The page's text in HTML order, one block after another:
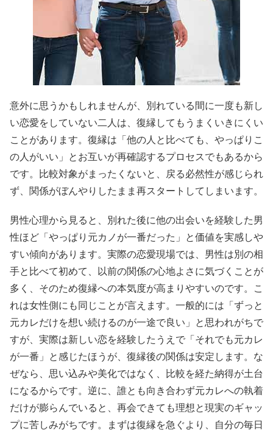
意外に思うかもしれませんが、別れている間に一度も新し
い恋愛をしていない二人は、復縁してもうまくいきにくい
ことがあります。復縁は「他の人と比べても、やっぱりこ
の人がいい」とお互いが再確認するプロセスでもあるから
です。比較対象がまったくないと、戻る必然性が感じられ
ず、関係がぼんやりしたまま再スタートしてしまいます。
男性心理から見ると、別れた後に他の出会いを経験した男
性ほど「やっぱり元カノが一番だった」と価値を実感しや
すい傾向があります。実際の恋愛現場では、男性は別の相
手と比べて初めて、以前の関係の心地よさに気づくことが
多く、そのため復縁への本気度が高まりやすいのです。こ
れは女性側にも同じことが言えます。一般的には「ずっと
元カレだけを想い続けるのが一途で良い」と思われがちで
すが、実際は新しい恋を経験したうえで「それでも元カレ
が一番」と感じたほうが、復縁後の関係は安定します。な
ぜなら、思い込みや美化ではなく、比較を経た納得が土台
になるからです。逆に、誰とも向き合わず元カレへの執着
だけが膨らんでいると、再会できても理想と現実のギャッ
プに苦しみがちです。まずは復縁を急ぐより、自分の毎日